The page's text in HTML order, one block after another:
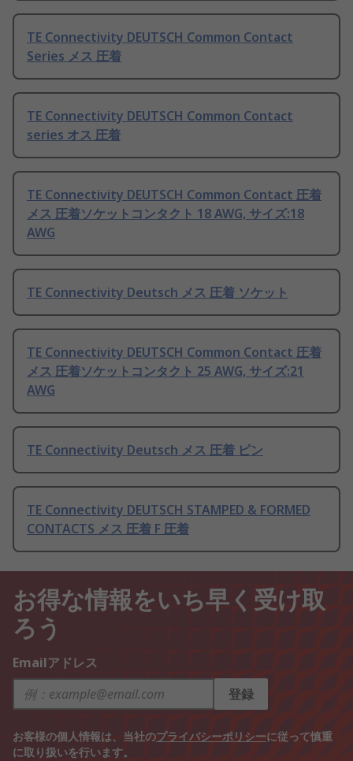
TE Connectivity DEUTSCH Common Contact
Series メス 圧着
TE Connectivity DEUTSCH Common Contact
series オス 圧着
TE Connectivity DEUTSCH Common Contact 圧着
メス 圧着ソケットコンタクト 18 AWG, サイズ:18
AWG
TE Connectivity Deutsch メス 圧着 ソケット
TE Connectivity DEUTSCH Common Contact 圧着
メス 圧着ソケットコンタクト 25 AWG, サイズ:21
AWG
TE Connectivity Deutsch メス 圧着 ピン
TE Connectivity DEUTSCH STAMPED & FORMED
CONTACTS メス 圧着 F 圧着
お得な情報をいち早く受け取
ろう
Emailアドレス
登録
お客様の個人情報は、当社のプライバシーポリシーに従って慎重
に取り扱いを行います。